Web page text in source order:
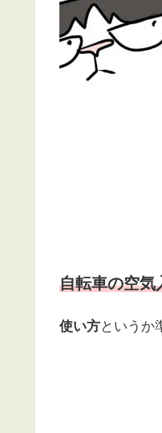
自転車の空気
使い方というか